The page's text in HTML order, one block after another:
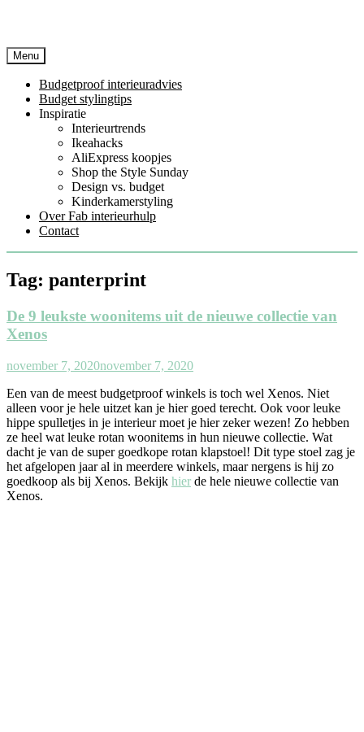
Menu
Budgetproof interieuradvies
Budget stylingtips
Inspiratie
Interieurtrends
Ikeahacks
AliExpress koopjes
Shop the Style Sunday
Design vs. budget
Kinderkamerstyling
Over Fab interieurhulp
Contact
Tag: panterprint
De 9 leukste woonitems uit de nieuwe collectie van
Xenos
november 7, 2020november 7, 2020
Een van de meest budgetproof winkels is toch wel Xenos. Niet
alleen voor je hele uitzet kan je hier goed terecht. Ook voor leuke
hippe spulletjes in je interieur moet je hier zeker wezen! Zo hebben
ze heel wat leuke rotan woonitems in hun nieuwe collectie. Wat
dacht je van de super goedkope rotan klapstoel! Dit type stoel zag je
het afgelopen jaar al in meerdere winkels, maar nergens is hij zo
goedkoop als bij Xenos. Bekijk hier de hele nieuwe collectie van
Xenos.